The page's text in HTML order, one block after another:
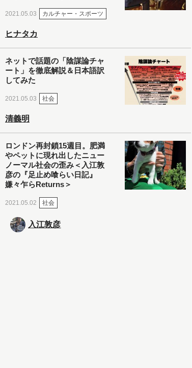
2021.05.03 カルチャー・スポーツ
ヒナタカ
ネットで話題の「陰謀論チャ
ート」を徹底解説＆日本語訳
してみた
2021.05.03 社会
清義明
ロンドン再封鎖15週目。肥満
やペットに現れ出したニュー
ノーマル社会の歪み＜入江敦
彦の『足止め喰らい日記』
嫌々乍らReturns＞
2021.05.02 社会
入江敦彦